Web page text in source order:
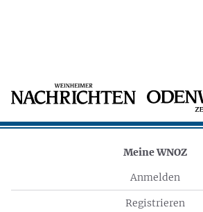
Meine WNOZ
Anmelden
Registrieren